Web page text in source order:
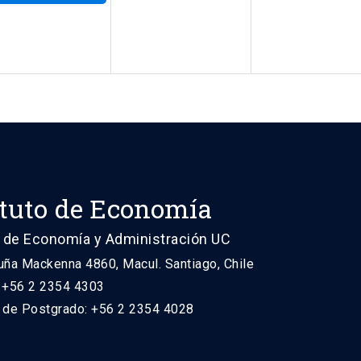
de Economía
Economía y Administración UC
Mackenna 4860, Macul. Santiago, Chile
2 2354 4303
Postgrado: +56 2 2354 4028